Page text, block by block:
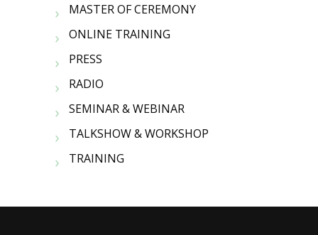
MASTER OF CEREMONY
ONLINE TRAINING
PRESS
RADIO
SEMINAR & WEBINAR
TALKSHOW & WORKSHOP
TRAINING